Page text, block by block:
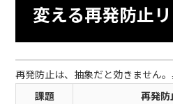
変える再発防止
再発防止は、抽象だと効きません。
課題
再発防